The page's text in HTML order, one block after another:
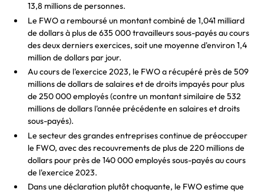
13,8 millions de personnes.
Le FWO a remboursé un montant combiné de 1,041 milliard
de dollars à plus de 635 000 travailleurs sous-payés au cours
des deux derniers exercices, soit une moyenne d'environ 1,4
million de dollars par jour.
Au cours de l'exercice 2023, le FWO a récupéré près de 509
millions de dollars de salaires et de droits impayés pour plus
de 250 000 employés (contre un montant similaire de 532
millions de dollars l'année précédente en salaires et droits
sous-payés).
Le secteur des grandes entreprises continue de préoccuper
le FWO, avec des recouvrements de plus de 220 millions de
dollars pour près de 140 000 employés sous-payés au cours
de l'exercice 2023.
Dans une déclaration plutôt choquante, le FWO estime que